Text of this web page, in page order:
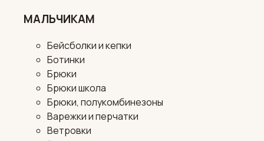
МАЛЬЧИКАМ
Бейсболки и кепки
Ботинки
Брюки
Брюки школа
Брюки, полукомбинезоны
Варежки и перчатки
Ветровки